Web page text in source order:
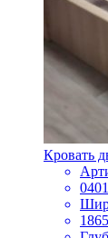
Кровать
1865